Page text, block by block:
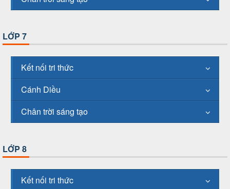
LỚP 7
Kết nối tri thức
Cánh Diều
Chân trời sáng tạo
LỚP 8
Kết nối tri thức